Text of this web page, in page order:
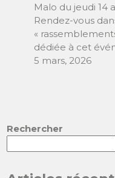
Malo du jeudi 14
Rendez-vous
«
dédiée à cet
5 mars, 2026
Rechercher